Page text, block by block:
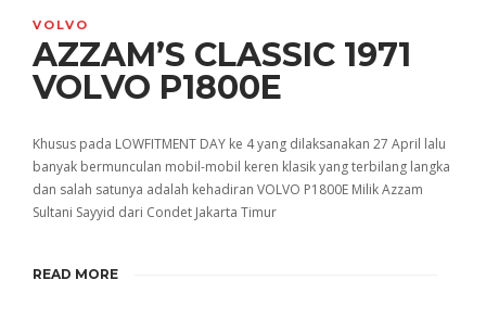
VOLVO
AZZAM’S CLASSIC 1971
VOLVO P1800E
Khusus pada LOWFITMENT DAY ke 4 yang dilaksanakan 27 April lalu
banyak bermunculan mobil-mobil keren klasik yang terbilang langka
dan salah satunya adalah kehadiran VOLVO P1800E Milik Azzam
Sultani Sayyid dari Condet Jakarta Timur
READ MORE